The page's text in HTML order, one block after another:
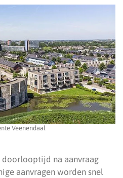
Veenendaal
na aanvraag
aanvragen worden snel